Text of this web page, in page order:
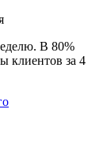
В 80%
клиентов за 4